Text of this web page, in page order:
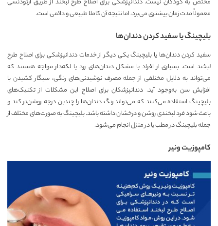
مختص به کودکان نیست. دندانپزشکی برای اصلاح طرح لبخند از طریق ارتودنسی
معمولاً مدت زمان بیشتری می‌برد، اما نتیجه آن کاملا طبیعی و دائمی است.
بلیچینگ یا سفید کردن دندان‌ها
سفید کردن دندان‌ها یا بلیچینگ یکی دیگر از خدمات دندانپزشکی برای اصلاح طرح
لبخند است. بسیاری از افراد با مشکل دندان‌های زرد یا لکه‌دار مواجه هستند که
می‌تواند به دلایل مختلفی از جمله مصرف نوشیدنی‌های رنگی، سیگار کشیدن یا
افزایش سن به‌وجود آید. دندانپزشکان برای اصلاح این مشکلات از تکنیک‌های
بلیچینگ استفاده می‌کنند که می‌تواند رنگ دندان‌ها را چندین درجه روشن‌تر کند و
باعث شود فرد لبخندی روشن و درخشان داشته باشد. بلیچینگ به صورت‌های مختلف از
جمله بلیچینگ در مطب یا در منزل انجام می‌شود.
کامپوزیت ونیر